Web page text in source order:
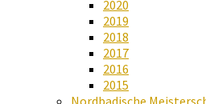
2020
2019
2018
2017
2016
2015
Nordbadische